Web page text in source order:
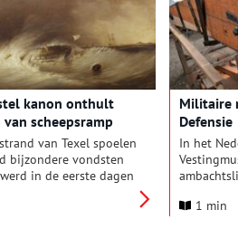
kanon onthult
scheepsramp
van Texel spoelen
bijzondere vondsten
in de eerste dagen
Militaire
Defensie
In het
1 min